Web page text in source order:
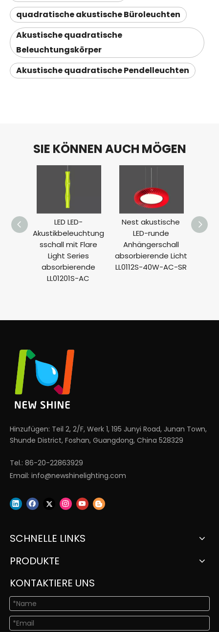
quadratische akustische Büroleuchten
Akustische quadratische
Beleuchtungskörper
Akustische quadratische Pendelleuchten
SIE KÖNNEN AUCH MÖGEN
LED LED-
Akustikbeleuchtung
sschall mit Flare
Light Series
absorbierende
LL01201S-AC
Nest akustische
LED-runde
Anhängerschall
absorbierende Licht
LL0112S-40W-AC-SR
Hinzufügen: Teil 2, 2/F, Werk 1, 195 Junyi Road, Junan Town,
Shunde District, Foshan, Guangdong, China 528329
Tel.: 86-20-22863929
Email: info@newshinelighting.com
SCHNELLE LINKS
PRODUKTE
KONTAKTIERE UNS